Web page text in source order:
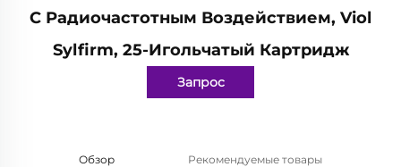
С Радиочастотным Воздействием, Viol
Sylfirm, 25-Игольчатый Картридж
Запрос
Обзор Рекомендуемые товары